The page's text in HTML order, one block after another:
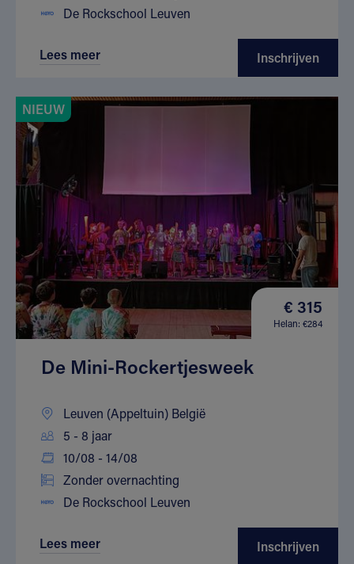
De Rockschool Leuven
Lees meer Inschrijven
NIEUW
€ 315
Helan: €284
De Mini-Rockertjesweek
Leuven (Appeltuin) België
5 - 8 jaar
10/08 - 14/08
Zonder overnachting
De Rockschool Leuven
Lees meer Inschrijven